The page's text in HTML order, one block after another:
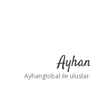
Ayhanglobal ile